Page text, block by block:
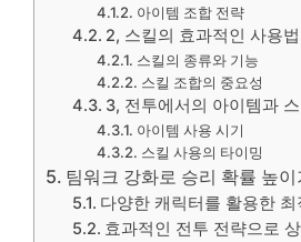
아이템 조합 전략
2, 스킬의 효과적인 사용법
스킬의 종류와 기능
스킬 조합의 중요성
3, 전투에서의 아이템과
아이템 사용 시기
스킬 사용의 타이밍
팀워크 강화로 승리 확률 높이
다양한 캐릭터를 활용한
효과적인 전투 전략으로